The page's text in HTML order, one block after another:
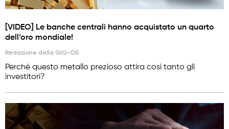
[VIDEO] Le banche centrali hanno acquistato un quarto
dell’oro mondiale!
Redazione della GIG-OS
Perché questo metallo prezioso attira così tanto gli
investitori?